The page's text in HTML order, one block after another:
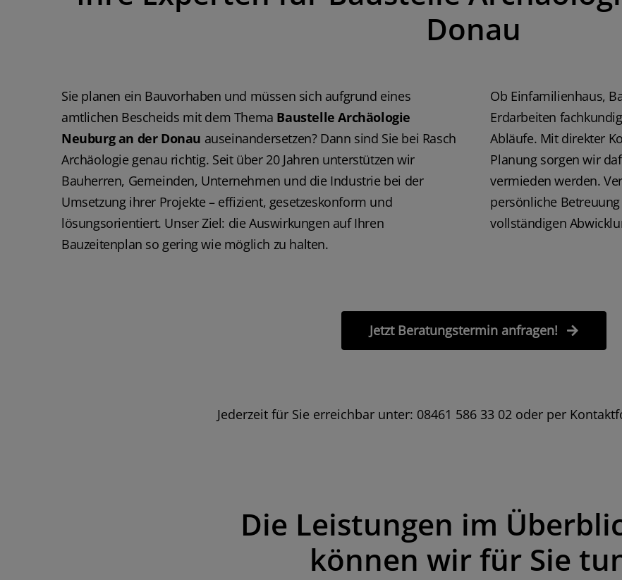
seinem
werden,
Fälle zu
Amann
Donau
Sie planen ein Bauvorhaben und müssen sich aufgrund eines
amtlichen Bescheids mit dem Thema Baustelle Archäologie
Neuburg an der Donau auseinandersetzen? Dann sind Sie bei Rasch
Archäologie genau richtig. Seit über 20 Jahren unterstützen wir
Bauherren, Gemeinden, Unternehmen und die Industrie bei der
Umsetzung ihrer Projekte – effizient, gesetzeskonform und
lösungsorientiert. Unser Ziel: die Auswirkungen auf Ihren
Bauzeitenplan so gering wie möglich zu halten.
Ob Einfamilienhaus,
Erdarbeiten
Abläufe. Mit direkter
Planung sorgen wir
vermieden werden.
persönliche
vollständigen
Jetzt Beratungstermin anfragen!
Jederzeit für Sie erreichbar unter: 08461 586 33 02 oder per
Die Leistungen im
können wir für Sie